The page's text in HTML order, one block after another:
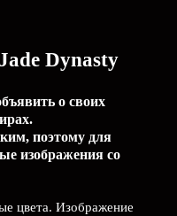
Dynasty
о своих
поэтому для
изображения со
цвета. Изображение